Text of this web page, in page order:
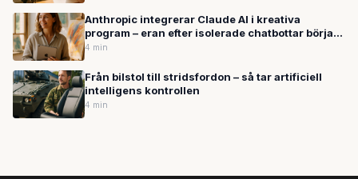
Anthropic integrerar Claude AI i kreativa
program – eran efter isolerade chatbottar börjar
ta slut
4 min
Från bilstol till stridsfordon – så tar artificiell
intelligens kontrollen
4 min